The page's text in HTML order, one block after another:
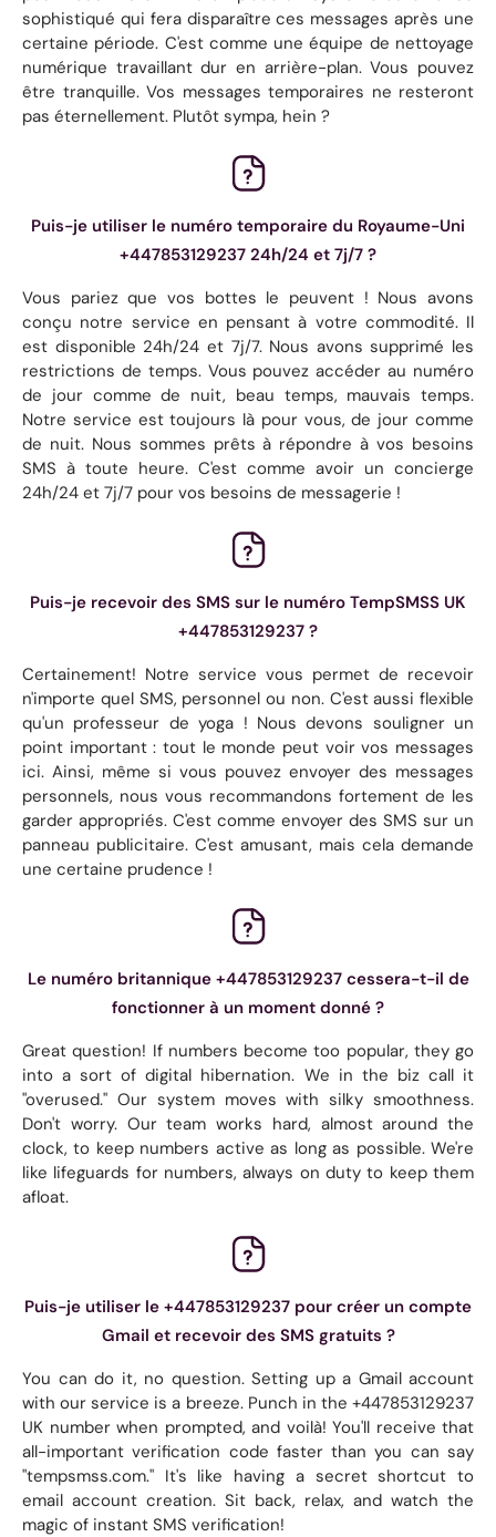
sophistiqué qui fera disparaître ces messages après une
certaine période. C'est comme une équipe de nettoyage
numérique travaillant dur en arrière-plan. Vous pouvez
être tranquille. Vos messages temporaires ne resteront
pas éternellement. Plutôt sympa, hein ?
Puis-je utiliser le numéro temporaire du Royaume-Uni
+447853129237 24h/24 et 7j/7 ?
Vous pariez que vos bottes le peuvent ! Nous avons
conçu notre service en pensant à votre commodité. Il
est disponible 24h/24 et 7j/7. Nous avons supprimé les
restrictions de temps. Vous pouvez accéder au numéro
de jour comme de nuit, beau temps, mauvais temps.
Notre service est toujours là pour vous, de jour comme
de nuit. Nous sommes prêts à répondre à vos besoins
SMS à toute heure. C'est comme avoir un concierge
24h/24 et 7j/7 pour vos besoins de messagerie !
Puis-je recevoir des SMS sur le numéro TempSMSS UK
+447853129237 ?
Certainement! Notre service vous permet de recevoir
n'importe quel SMS, personnel ou non. C'est aussi flexible
qu'un professeur de yoga ! Nous devons souligner un
point important : tout le monde peut voir vos messages
ici. Ainsi, même si vous pouvez envoyer des messages
personnels, nous vous recommandons fortement de les
garder appropriés. C'est comme envoyer des SMS sur un
panneau publicitaire. C'est amusant, mais cela demande
une certaine prudence !
Le numéro britannique +447853129237 cessera-t-il de
fonctionner à un moment donné ?
Great question! If numbers become too popular, they go
into a sort of digital hibernation. We in the biz call it
"overused." Our system moves with silky smoothness.
Don't worry. Our team works hard, almost around the
clock, to keep numbers active as long as possible. We're
like lifeguards for numbers, always on duty to keep them
afloat.
Puis-je utiliser le +447853129237 pour créer un compte
Gmail et recevoir des SMS gratuits ?
You can do it, no question. Setting up a Gmail account
with our service is a breeze. Punch in the +447853129237
UK number when prompted, and voilà! You'll receive that
all-important verification code faster than you can say
"tempsmss.com." It's like having a secret shortcut to
email account creation. Sit back, relax, and watch the
magic of instant SMS verification!